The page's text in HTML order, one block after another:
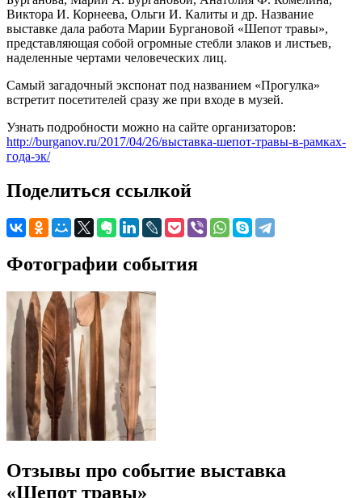
Виктора И. Корнеева, Ольги И. Калиты и др. Название
выставке дала работа Марии Бургановой «Шепот травы»,
представляющая собой огромные стебли злаков и листьев,
наделенные чертами человеческих лиц.
Самый загадочный экспонат под названием «Прогулка»
встретит посетителей сразу же при входе в музей.
Узнать подробности можно на сайте организаторов:
http://burganov.ru/2017/04/26/выставка-шепот-травы-в-рамках-
года-эк/
Поделиться ссылкой
Фотографии события
Отзывы про событие выставка
«Шепот травы»